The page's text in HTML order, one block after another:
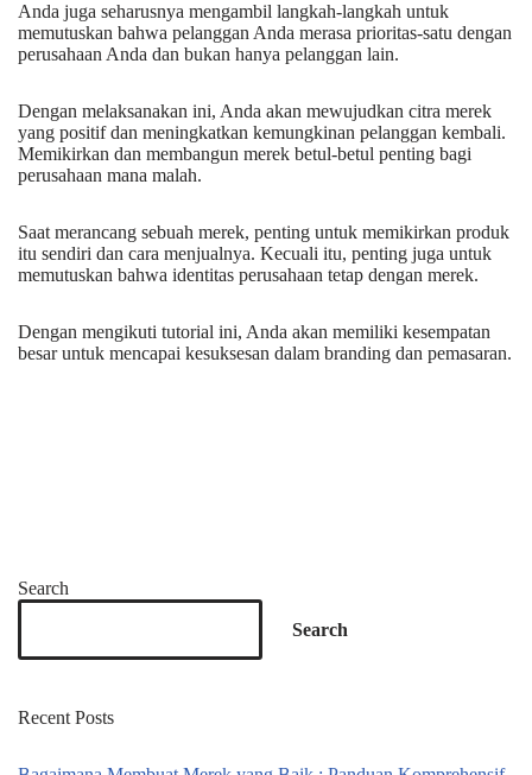
Anda juga seharusnya mengambil langkah-langkah untuk
memutuskan bahwa pelanggan Anda merasa prioritas-satu dengan
perusahaan Anda dan bukan hanya pelanggan lain.
Dengan melaksanakan ini, Anda akan mewujudkan citra merek
yang positif dan meningkatkan kemungkinan pelanggan kembali.
Memikirkan dan membangun merek betul-betul penting bagi
perusahaan mana malah.
Saat merancang sebuah merek, penting untuk memikirkan produk
itu sendiri dan cara menjualnya. Kecuali itu, penting juga untuk
memutuskan bahwa identitas perusahaan tetap dengan merek.
Dengan mengikuti tutorial ini, Anda akan memiliki kesempatan
besar untuk mencapai kesuksesan dalam branding dan pemasaran.
Search
Search
Recent Posts